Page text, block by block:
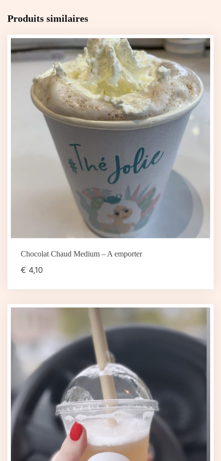
Produits similaires
Chocolat Chaud Medium – A emporter
€ 4,10